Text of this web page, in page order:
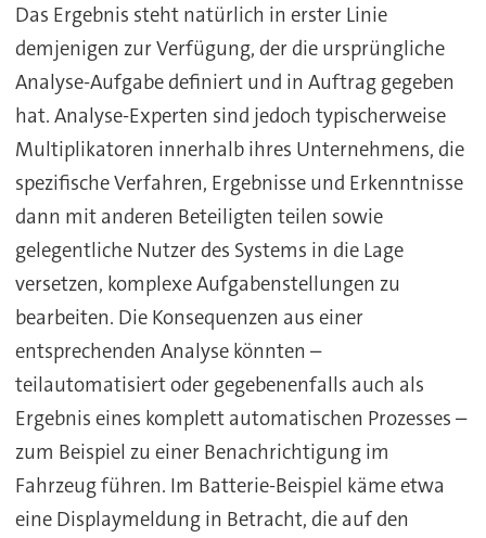
Das Ergebnis steht natürlich in erster Linie
demjenigen zur Verfügung, der die ursprüngliche
Analyse-Aufgabe definiert und in Auftrag gegeben
hat. Analyse-Experten sind jedoch typischerweise
Multiplikatoren innerhalb ihres Unternehmens, die
spezifische Verfahren, Ergebnisse und Erkenntnisse
dann mit anderen Beteiligten teilen sowie
gelegentliche Nutzer des Systems in die Lage
versetzen, komplexe Aufgabenstellungen zu
bearbeiten. Die Konsequenzen aus einer
entsprechenden Analyse könnten –
teilautomatisiert oder gegebenenfalls auch als
Ergebnis eines komplett automatischen Prozesses –
zum Beispiel zu einer Benachrichtigung im
Fahrzeug führen. Im Batterie-Beispiel käme etwa
eine Displaymeldung in Betracht, die auf den